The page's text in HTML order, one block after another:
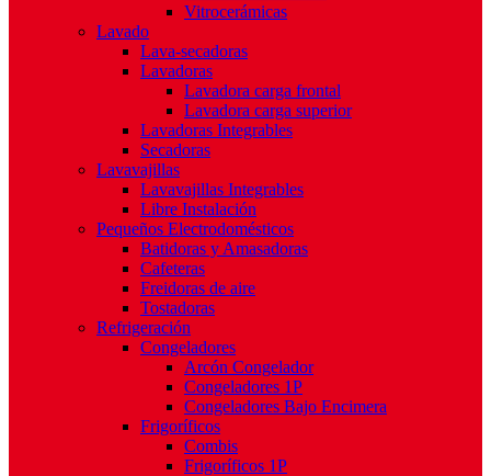
Vitrocerámicas
Lavado
Lava-secadoras
Lavadoras
Lavadora carga frontal
Lavadora carga superior
Lavadoras Integrables
Secadoras
Lavavajillas
Lavavajillas Integrables
Libre Instalación
Pequeños Electrodomésticos
Batidoras y Amasadoras
Cafeteras
Freidoras de aire
Tostadoras
Refrigeración
Congeladores
Arcón Congelador
Congeladores 1P
Congeladores Bajo Encimera
Frigoríficos
Combis
Frigoríficos 1P